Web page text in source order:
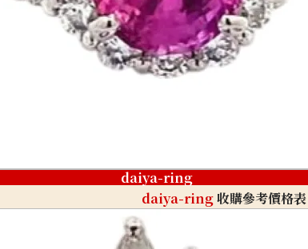
daiya-ring
daiya-ring收購參考價格表